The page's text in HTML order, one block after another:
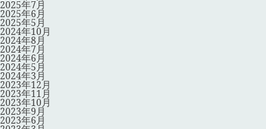
2025年7月
2025年6月
2025年5月
2024年10月
2024年8月
2024年7月
2024年6月
2024年5月
2024年3月
2023年12月
2023年11月
2023年10月
2023年9月
2023年6月